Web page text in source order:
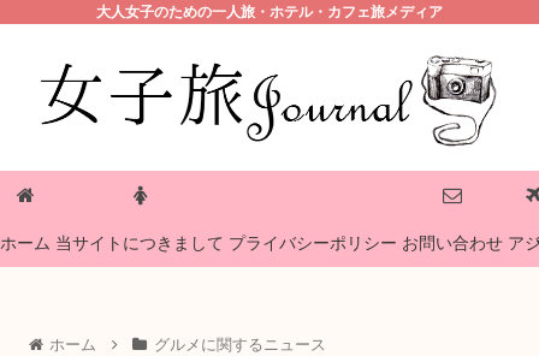
大人女子のための一人旅・ホテル・カフェ旅メディア
ホーム 当サイトにつきまして プライバシーポリシー お問い合わせ ア
ホーム グルメに関するニュース